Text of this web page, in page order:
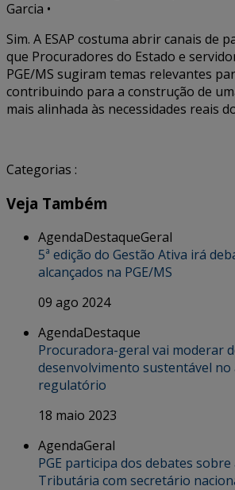
Garcia •
Sim. A ESAP costuma abrir canais de
que Procuradores do Estado e
PGE/MS sugiram temas relevantes
contribuindo para a construção de
mais alinhada às necessidades reais
Categorias :
Veja Também
AgendaDestaqueGeral
5ª edição do Gestão Ativa irá
alcançados na PGE/MS
09 ago 2024
AgendaDestaque
Procuradora-geral vai moderar
desenvolvimento sustentável no
regulatório
18 maio 2023
AgendaGeral
PGE participa dos debates
Tributária com secretário